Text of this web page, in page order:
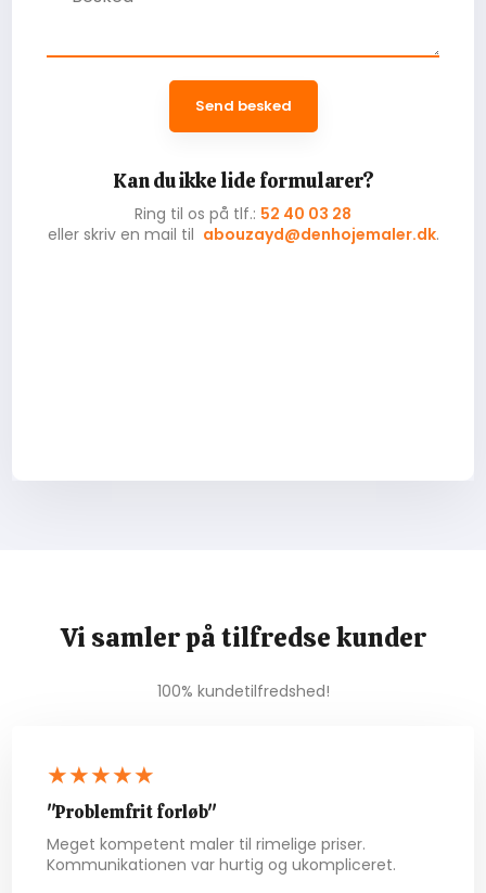
​Kan du ikke lide formularer?
Ring til os på tlf.: 52 40 03 28
​eller skriv en mail til abouzayd@denhojemaler.dk.
Vi samler på tilfredse kunder
100% kundetilfredshed!
★★★★★​
"Problemfrit forløb"
Meget kompetent maler til rimelige priser.
Kommunikationen var hurtig og ukompliceret.